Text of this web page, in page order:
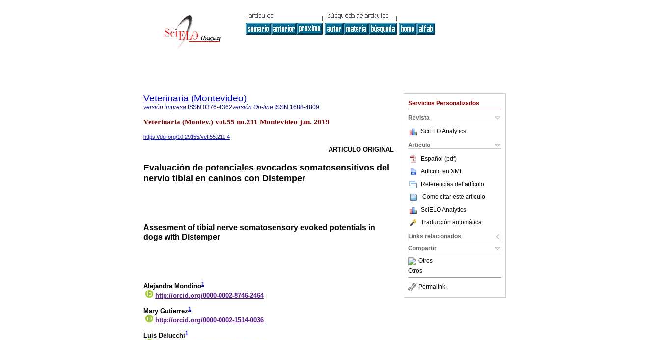
Servicios Personalizados
Revista
SciELO Analytics
Articulo
Español (pdf)
Articulo en XML
Referencias del artículo
Como citar este artículo
SciELO Analytics
Traducción automática
Links relacionados
Compartir
Otros
Otros
Permalink
Veterinaria (Montevideo)
versión impresa ISSN 0376-4362versión On-line ISSN 1688-4809
Veterinaria (Montev.) vol.55 no.211 Montevideo jun. 2019
https://doi.org/10.29155/vet.55.211.4
ARTÍCULO ORIGINAL
Evaluación de potenciales evocados somatosensitivos del
nervio tibial en caninos con Distemper
Assesment of tibial nerve somatosensory evoked potentials in
dogs with Distemper
Alejandra Mondino1
http://orcid.org/0000-0002-8746-2464
Mary Gutierrez1
http://orcid.org/0000-0002-1514-0036
Luis Delucchi1